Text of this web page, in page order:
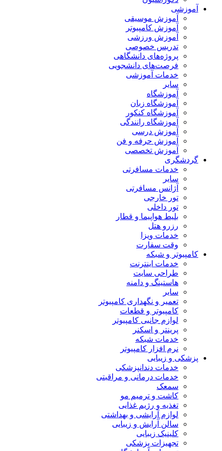
آموزشی
آموزش موسیقی
آموزش کامپیوتر
آموزش ورزشی
تدریس خصوصی
پروژه‌های دانشگاهی
فرصت‌های دانشجویی
خدمات آموزشی
سایر
آموزشگاه
آموزشگاه زبان
آموزشگاه کنکور
آموزشگاه رانندگی
آموزش درسی
آموزش حرفه و فن
آموزش تخصصی
گردشگری
خدمات مسافرتی
سایر
آژانس مسافرتی
تور خارجی
تور داخلی
بلیط هواپیما و قطار
رزرو هتل
خدمات ویزا
وقت سفارت
کامپیوتر و شبکه
خدمات اینترنت
طراحی سایت
هاستینگ و دامنه
سایر
تعمیر و نگهداری کامپیوتر
کامپیوتر و قطعات
لوازم جانبی کامپیوتر
پرینتر و اسکنر
خدمات شبکه
نرم افزار کامپیوتر
پزشکی و زیبایی
خدمات دندانپزشکی
خدمات درمانی و مراقبتی
سمعک
کاشت و ترمیم مو
تغذیه و رژیم غذایی
لوازم آرایشی و بهداشتی
سالن آرایش و زیبایی
کلینیک زیبایی
تجهیزات پزشکی